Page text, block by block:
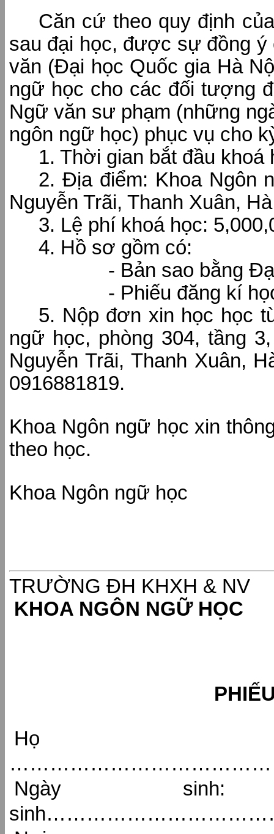
Căn cứ theo quy định
sau đại học, được sự đồng
văn (Đại học Quốc gia Hà
ngữ học cho các đối tượng
Ngữ văn sư phạm (những
ngôn ngữ học) phục vụ cho
1. Thời gian bắt đầu khoá
2. Địa điểm: Khoa Ngôn
Nguyễn Trãi, Thanh Xuân,
3. Lệ phí khoá học:
4. Hồ sơ gồm có:
- Bản sao bằng Đại học/
- Phiếu đăng kí học
5. Nộp đơn xin học học
ngữ học, phòng 304, tầng
Nguyễn Trãi, Thanh Xuân,
0916881819.
Khoa Ngôn ngữ học xin
theo học.
Khoa Ngôn ngữ học
TRƯỜNG ĐH KHXH &
KHOA NGÔN NGỮ HỌC
Họ
Ngày sinh: